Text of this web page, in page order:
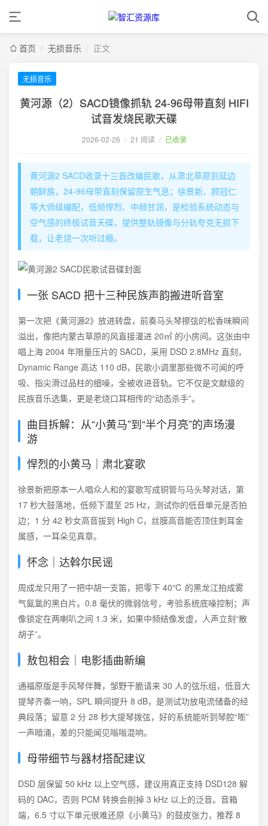
首页 / 无损音乐 / 正文
无损音乐
黄河源（2）SACD镜像抓轨 24-96母带直刻 HIFI
试音发烧民歌天碟
2026-02-26 / 21 阅读 / 已收录
黄河源2 SACD收录十三首改编民歌，从肃北草原到延边
朝鲜族，24-96母带直刻保留原生气息；徐景新、顾冠仁
等大师级编配，低频悍烈、中频甘润，是检验系统动态与
空气感的终极试音天碟，提供整轨镜像与分轨夸克无损下
载，让老烧一次听过瘾。
一张 SACD 把十三种民族声韵搬进听音室
第一次把《黄河源2》放进转盘，前奏马头琴擦弦的松香味瞬间
溢出，像把内蒙古草原的风直接灌进 20㎡ 的小房间。这张由中
唱上海 2004 年限量压片的 SACD，采用 DSD 2.8MHz 直刻，
Dynamic Range 高达 110 dB，民歌小调里那些微不可闻的呼
吸、指尖滑过品柱的细噪，全被收进音轨。它不仅是文献级的
民族音乐选集，更是老烧口耳相传的“动态杀手”。
曲目拆解：从“小黄马”到“半个月亮”的声场漫
游
悍烈的小黄马｜肃北宴歌
徐景新把原本一人唱众人和的宴歌写成铜管与马头琴对话，第
17 秒大鼓落地，低频下潜至 25 Hz，测试你的低音单元是否拍
边；1 分 42 秒女高音拔到 High C，丝膜高音能否顶住刺耳金
属感，一耳朵见真章。
怀念｜达斡尔民谣
周成龙只用了一把中胡一支笛，把零下 40℃ 的黑龙江拍成雾
气氤氲的黑白片。0.8 毫伏的微弱信号，考验系统底噪控制；声
像锁定在两喇叭之间 1.3 米，如果中频结像发虚，人声立刻“散
胡子”。
敖包相会｜电影插曲新编
通福原版是手风琴伴舞，邹野干脆请来 30 人的弦乐组，低音大
提琴齐奏一响，SPL 瞬间提升 8 dB，是测试功放电流储备的经
典段落；留意 2 分 28 秒大提琴拨弦，好的系统能听到琴腔“嘭”
一声暗涌，差的只能闻见嗡嗡混响。
母带细节与器材搭配建议
DSD 层保留 50 kHz 以上空气感，建议用真正支持 DSD128 解
码的 DAC，否则 PCM 转换会削掉 3 kHz 以上的泛音。音箱
端，6.5 寸以下单元很难还原《小黄马》的鼓皮张力，推荐 8